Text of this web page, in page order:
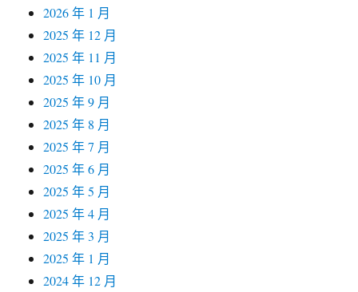
2026 年 1 月
2025 年 12 月
2025 年 11 月
2025 年 10 月
2025 年 9 月
2025 年 8 月
2025 年 7 月
2025 年 6 月
2025 年 5 月
2025 年 4 月
2025 年 3 月
2025 年 1 月
2024 年 12 月